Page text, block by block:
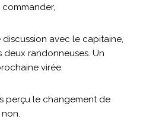
commander,
avec le capitaine,
randonneuses. Un
virée.
perçu le changement de